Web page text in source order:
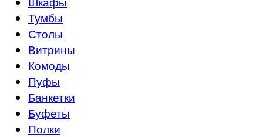
Тумбы
Столы
Витрины
Комоды
Пуфы
Банкетки
Буфеты
Полки